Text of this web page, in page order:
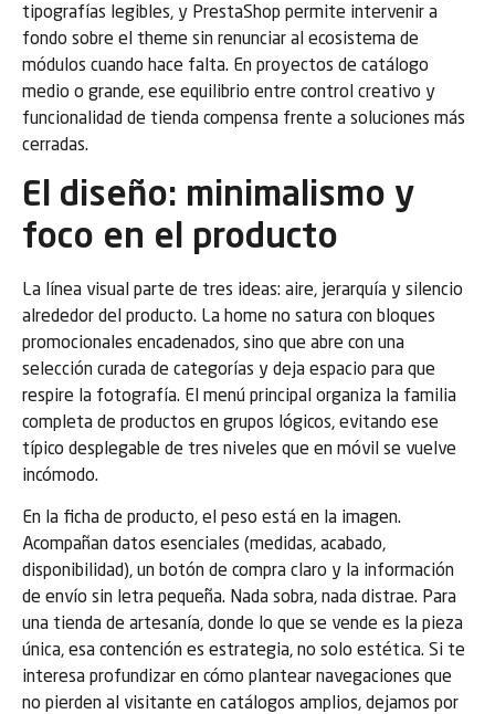
tipografías legibles, y PrestaShop permite intervenir a
fondo sobre el theme sin renunciar al ecosistema de
módulos cuando hace falta. En proyectos de catálogo
medio o grande, ese equilibrio entre control creativo y
funcionalidad de tienda compensa frente a soluciones más
cerradas.
El diseño: minimalismo y
foco en el producto
La línea visual parte de tres ideas: aire, jerarquía y silencio
alrededor del producto. La home no satura con bloques
promocionales encadenados, sino que abre con una
selección curada de categorías y deja espacio para que
respire la fotografía. El menú principal organiza la familia
completa de productos en grupos lógicos, evitando ese
típico desplegable de tres niveles que en móvil se vuelve
incómodo.
En la ficha de producto, el peso está en la imagen.
Acompañan datos esenciales (medidas, acabado,
disponibilidad), un botón de compra claro y la información
de envío sin letra pequeña. Nada sobra, nada distrae. Para
una tienda de artesanía, donde lo que se vende es la pieza
única, esa contención es estrategia, no solo estética. Si te
interesa profundizar en cómo plantear navegaciones que
no pierden al visitante en catálogos amplios, dejamos por